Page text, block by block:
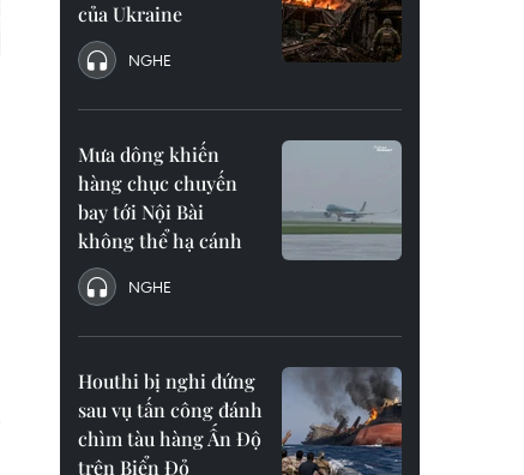
của Ukraine
NGHE
Mưa dông khiến
hàng chục chuyến
bay tới Nội Bài
không thể hạ cánh
NGHE
Houthi bị nghi đứng
sau vụ tấn công đánh
chìm tàu hàng Ấn Độ
trên Biển Đỏ